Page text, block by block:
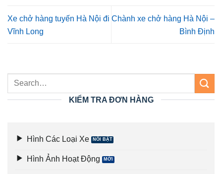
Xe chở hàng tuyến Hà Nội đi
Vĩnh Long
Chành xe chở hàng Hà Nội –
Bình Định
KIỂM TRA ĐƠN HÀNG
Hình Các Loại Xe
Hình Ảnh Hoạt Động